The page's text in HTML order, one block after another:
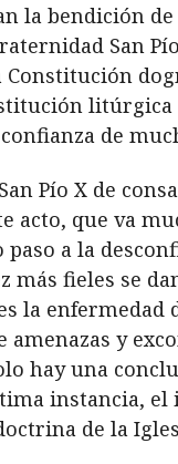
la bendición
San
Constitución
de
Pío X de
acto, que va
a la
más fieles se
la
y
hay una
instancia,
de la